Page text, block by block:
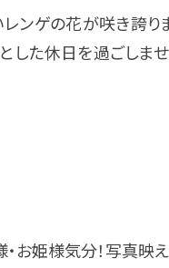
ゲの花が咲き誇り
した休日を過ごしま
姫様気分！写真映え